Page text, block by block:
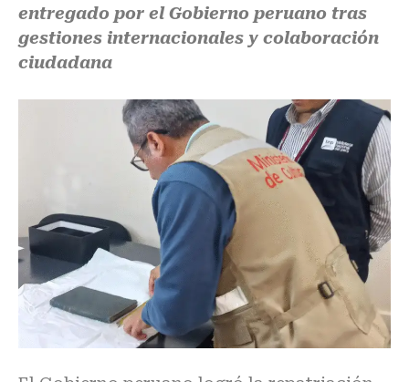
entregado por el Gobierno peruano tras
gestiones internacionales y colaboración
ciudadana